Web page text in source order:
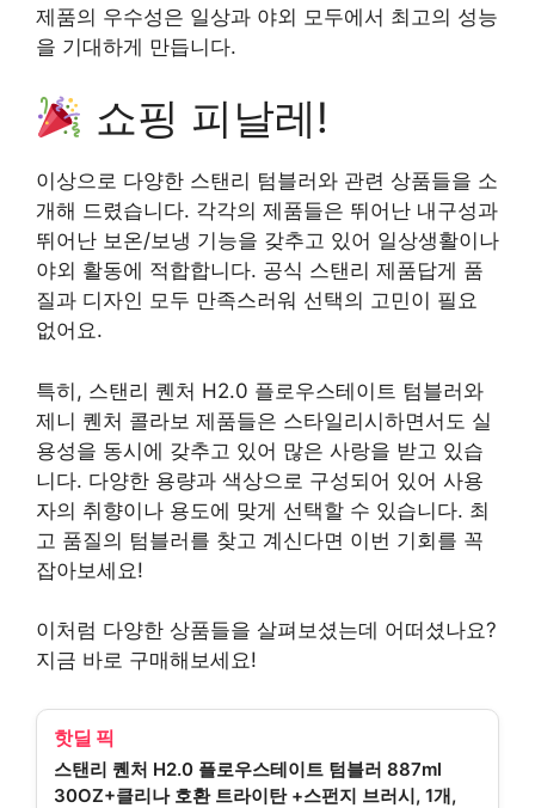
제품의 우수성은 일상과 야외 모두에서 최고의 성능
을 기대하게 만듭니다.
쇼핑 피날레!
이상으로 다양한 스탠리 텀블러와 관련 상품들을 소
개해 드렸습니다. 각각의 제품들은 뛰어난 내구성과
뛰어난 보온/보냉 기능을 갖추고 있어 일상생활이나
야외 활동에 적합합니다. 공식 스탠리 제품답게 품
질과 디자인 모두 만족스러워 선택의 고민이 필요
없어요.
특히, 스탠리 퀜처 H2.0 플로우스테이트 텀블러와
제니 퀜처 콜라보 제품들은 스타일리시하면서도 실
용성을 동시에 갖추고 있어 많은 사랑을 받고 있습
니다. 다양한 용량과 색상으로 구성되어 있어 사용
자의 취향이나 용도에 맞게 선택할 수 있습니다. 최
고 품질의 텀블러를 찾고 계신다면 이번 기회를 꼭
잡아보세요!
이처럼 다양한 상품들을 살펴보셨는데 어떠셨나요?
지금 바로 구매해보세요!
핫딜 픽
스탠리 퀜처 H2.0 플로우스테이트 텀블러 887ml
30OZ+클리나 호환 트라이탄 +스펀지 브러시, 1개,